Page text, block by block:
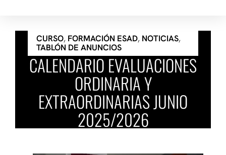
CURSO, FORMACIÓN ESAD, NOTICIAS,
TABLÓN DE ANUNCIOS
CALENDARIO EVALUACIONES
ORDINARIA Y
EXTRAORDINARIAS JUNIO
2025/2026